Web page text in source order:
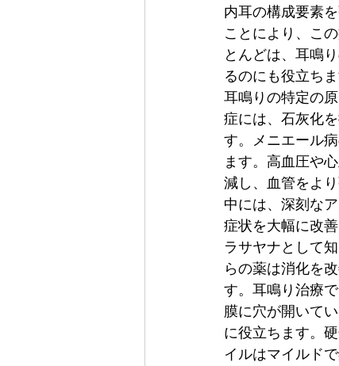
内耳の構成要素
ことにより、こ
とんどは、耳鳴
るのにも役立ちま
耳鳴りの特定の
症には、石灰化
す。メニエール
ます。高血圧や
減し、血管をよ
中には、深刻な
症状を大幅に改善
ラサヤナとして
らの薬は消化を
す。耳鳴り治療
膜に穴が開いて
に役立ちます。
イルはマイルド